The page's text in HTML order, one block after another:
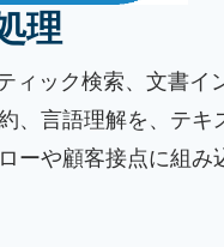
理
ィック検索、文書イ
、言語理解を、テキ
ーや顧客接点に組み